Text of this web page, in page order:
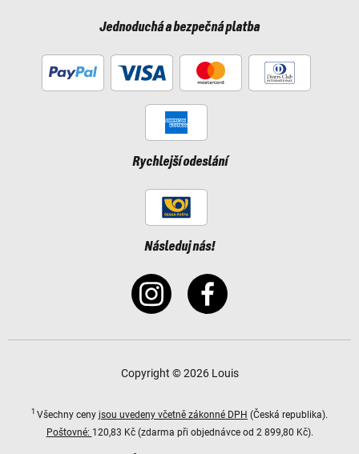
Jednoduchá a bezpečná platba
Rychlejší odeslání
Následuj nás!
Copyright © 2026 Louis
1 Všechny ceny jsou uvedeny včetně zákonné DPH (Česká republika).
Poštovné: 120,83 Kč (zdarma při objednávce od 2 899,80 Kč).